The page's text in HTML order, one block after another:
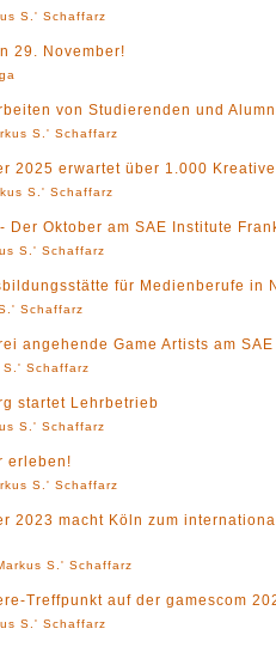
S.' Schaffarz
29. November!
von Studierenden und
S.' Schaffarz
2025 erwartet über 1.000
S.' Schaffarz
Der Oktober am SAE Institute
S.' Schaffarz
für Medienberufe in
Schaffarz
angehende Game Artists am
S.' Schaffarz
startet Lehrbetrieb
S.' Schaffarz
erleben!
S.' Schaffarz
2023 macht Köln zum
S.' Schaffarz
Treffpunkt auf der gamescom
S.' Schaffarz